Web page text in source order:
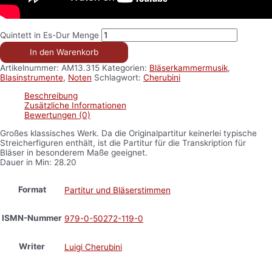
Quintett in Es-Dur Menge
In den Warenkorb
Artikelnummer: AM13.315 Kategorien: Bläserkammermusik,
Blasinstrumente, Noten Schlagwort: Cherubini
Beschreibung
Zusätzliche Informationen
Bewertungen (0)
Großes klassisches Werk. Da die Originalpartitur keinerlei typische
Streicherfiguren enthält, ist die Partitur für die Transkription für
Bläser in besonderem Maße geeignet.
Dauer in Min: 28.20
Format Partitur und Bläserstimmen
ISMN-Nummer 979-0-50272-119-0
Writer Luigi Cherubini